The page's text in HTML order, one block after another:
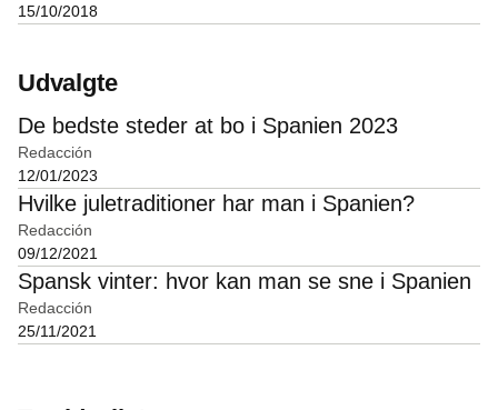
15/10/2018
Udvalgte
De bedste steder at bo i Spanien 2023
Redacción
12/01/2023
Hvilke juletraditioner har man i Spanien?
Redacción
09/12/2021
Spansk vinter: hvor kan man se sne i Spanien
Redacción
25/11/2021